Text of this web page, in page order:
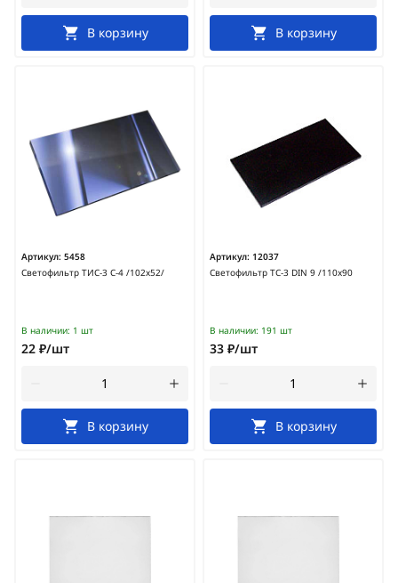
В корзину В корзину
Артикул: 5458
Светофильтр ТИС-3 С-4 /102х52/
В наличии: 1 шт
22 ₽/шт
В корзину
Артикул: 12037
Светофильтр ТС-3 DIN 9 /110х90
В наличии: 191 шт
33 ₽/шт
В корзину